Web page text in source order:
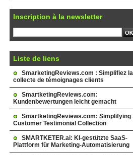
Inscription à la newsletter
Liste de liens
SmarketingReviews.com : Simplifiez la
collecte de témoignages clients
SmartketingReviews.com:
Kundenbewertungen leicht gemacht
SmartketingReviews.com: Simplifying
Customer Testimonial Collection
SMARTKETER.ai: KI-gestützte SaaS-
Plattform für Marketing-Automatisierung